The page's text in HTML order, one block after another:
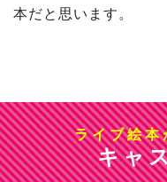
本だと思います。
ライブ絵本
キャ